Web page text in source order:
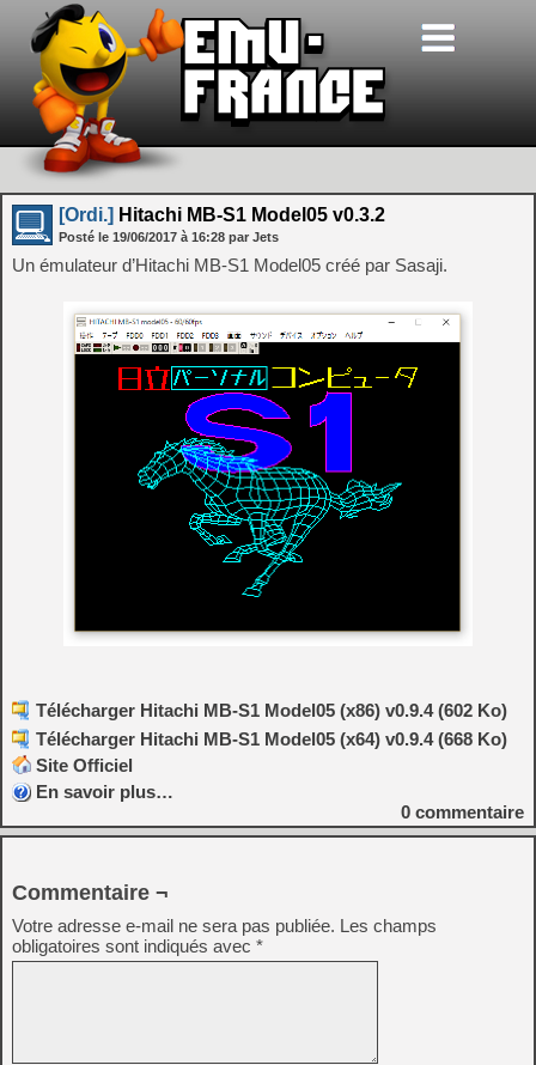
[Ordi.] Hitachi MB-S1 Model05 v0.3.2
Posté le 19/06/2017 à 16:28 par Jets
Un émulateur d’Hitachi MB-S1 Model05 créé par Sasaji.
Télécharger Hitachi MB-S1 Model05 (x86) v0.9.4 (602 Ko)
Télécharger Hitachi MB-S1 Model05 (x64) v0.9.4 (668 Ko)
Site Officiel
En savoir plus…
0 commentaire
Commentaire ¬
Votre adresse e-mail ne sera pas publiée. Les champs
obligatoires sont indiqués avec *